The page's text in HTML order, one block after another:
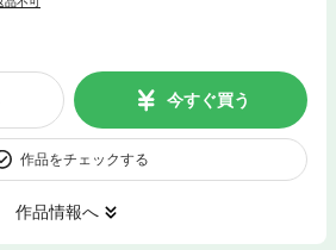
今すぐ買う
作品をチェックする
作品情報へ